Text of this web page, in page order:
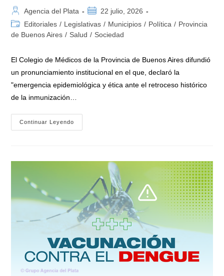
Autor
de
la
Agencia del Plata
Publicación
de
la
22 julio, 2026
Categoría
de
Editoriales / Legislativas / Municipios / Política / Provincia
de Buenos Aires / Salud / Sociedad
El Colegio de Médicos de la Provincia de Buenos Aires difundió
un pronunciamiento institucional en el que, declaró la
"emergencia epidemiológica y ética ante el retroceso histórico
de la inmunización…
Continuar Leyendo
Médicos
Epidemiológica
Ética»,
Cuadro
De
Situación
Exacto
Con
El
De
Mario
Ishii
En
La